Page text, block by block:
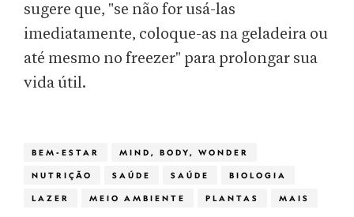
sugere que, "se não for usá-las
imediatamente, coloque-as na geladeira ou
até mesmo no freezer" para prolongar sua
vida útil.
BEM-ESTAR MIND, BODY, WONDER
NUTRIÇÃO SAÚDE SAÚDE BIOLOGIA
LAZER MEIO AMBIENTE PLANTAS MAIS